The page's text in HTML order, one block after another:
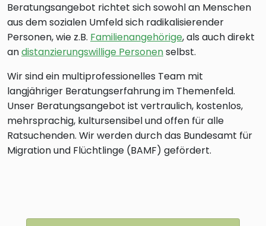
Beratungsangebot richtet sich sowohl an Menschen
aus dem sozialen Umfeld sich radikalisierender
Personen, wie z.B. Familienangehörige, als auch direkt
andistanzierungswillige Personenselbst.
Wir sind ein multiprofessionelles Team mit
langjähriger Beratungserfahrung im Themenfeld.
Unser Beratungsangebot ist vertraulich, kostenlos,
mehrsprachig, kultursensibel und offen für alle
Ratsuchenden. Wir werden durch das Bundesamt für
Migration und Flüchtlinge (BAMF) gefördert.